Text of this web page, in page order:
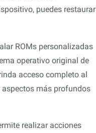
puedes restaurar
ROMs personalizadas
operativo original de
acceso completo al
más profundos
realizar acciones